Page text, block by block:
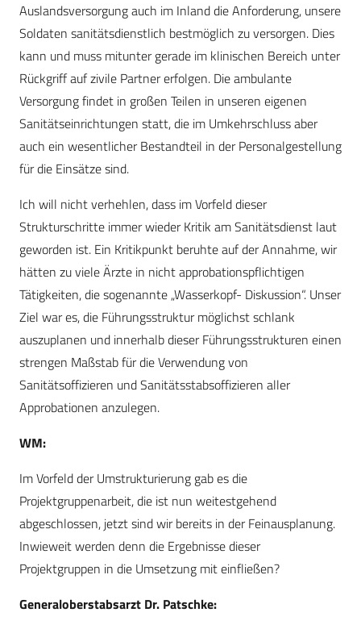
Auslandsversorgung auch im Inland die Anforderung, unsere
Soldaten sanitätsdienstlich bestmöglich zu versorgen. Dies
kann und muss mitunter gerade im klinischen Bereich unter
Rückgriff auf zivile Partner erfolgen. Die ambulante
Versorgung findet in großen Teilen in unseren eigenen
Sanitätseinrichtungen statt, die im Umkehrschluss aber
auch ein wesentlicher Bestandteil in der Personalgestellung
für die Einsätze sind.
Ich will nicht verhehlen, dass im Vorfeld dieser
Strukturschritte immer wieder Kritik am Sanitätsdienst laut
geworden ist. Ein Kritikpunkt beruhte auf der Annahme, wir
hätten zu viele Ärzte in nicht approbationspflichtigen
Tätigkeiten, die sogenannte „Wasserkopf- Diskussion“. Unser
Ziel war es, die Führungsstruktur möglichst schlank
auszuplanen und innerhalb dieser Führungsstrukturen einen
strengen Maßstab für die Verwendung von
Sanitätsoffizieren und Sanitätsstabsoffizieren aller
Approbationen anzulegen.
WM:
Im Vorfeld der Umstrukturierung gab es die
Projektgruppenarbeit, die ist nun weitestgehend
abgeschlossen, jetzt sind wir bereits in der Feinausplanung.
Inwieweit werden denn die Ergebnisse dieser
Projektgruppen in die Umsetzung mit einfließen?
Generaloberstabsarzt Dr. Patschke: